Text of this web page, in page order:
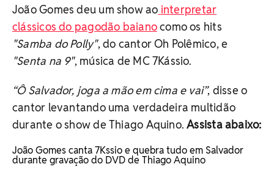
João Gomes deu um show ao interpretar
clássicos do pagodão baianocomo os hits
"Samba do Polly", do cantor Oh Polêmico, e
"Senta na 9", música de MC 7Kássio.
“Ô Salvador, joga a mão em cima e vai”, disse o
cantor levantando uma verdadeira multidão
durante o show de Thiago Aquino.Assista abaixo:
João Gomes canta 7Kssio e quebra tudo em Salvador
durante gravação do DVD de Thiago Aquino